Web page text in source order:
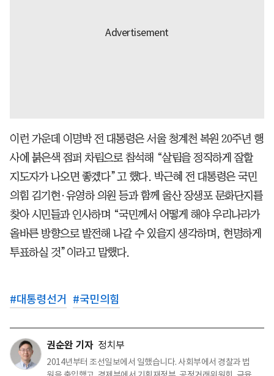
이런 가운데 이명박 전 대통령은 서울 청계천 복원 20주년 행
사에 붉은색 점퍼 차림으로 참석해 “살림을 정직하게 잘할
지도자가 나오면 좋겠다”고 했다. 박근혜 전 대통령은 국민
의힘 김기현·유영하 의원 등과 함께 울산 장생포 문화단지를
찾아 시민들과 인사하며 “국민께서 어떻게 해야 우리나라가
올바른 방향으로 발전해 나갈 수 있을지 생각하며, 현명하게
투표하실 것”이라고 말했다.
#대통령선거 #국민의힘
권순완 기자 정치부
2014년부터 조선일보에서 일했습니다. 사회부에서 경찰과 법